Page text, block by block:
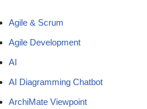
Agile & Scrum
Agile Development
AI
AI Diagramming Chatbot
ArchiMate Viewpoint